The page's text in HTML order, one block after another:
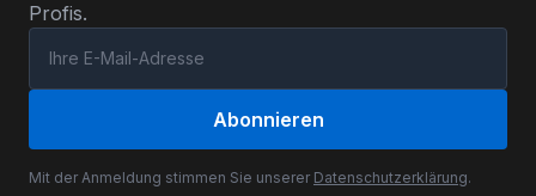
Profis.
Abonnieren
Mit der Anmeldung stimmen Sie unserer Datenschutzerklärung.